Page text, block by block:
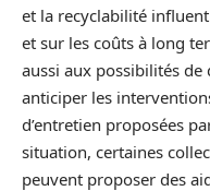
et la recyclabilité
et sur les coûts à long
aussi aux possibilités
anticiper les
d’entretien proposées
situation, certaines
peuvent proposer des